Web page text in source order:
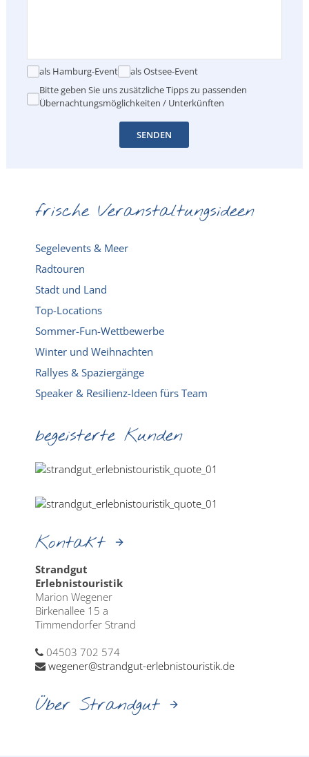
als Hamburg-Event
als Ostsee-Event
Bitte geben Sie uns zusätzliche Tipps zu passenden
Übernachtungsmöglichkeiten / Unterkünften
SENDEN
frische Veranstaltungsideen
Segelevents & Meer
Radtouren
Stadt und Land
Top-Locations
Sommer-Fun-Wettbewerbe
Winter und Weihnachten
Rallyes & Spaziergänge
Speaker & Resilienz-Ideen fürs Team
begeisterte Kunden
Kontakt
Strandgut
Erlebnistouristik
Marion Wegener
Birkenallee 15 a
Timmendorfer Strand
04503 702 574
wegener@strandgut-erlebnistouristik.de
Über Strandgut